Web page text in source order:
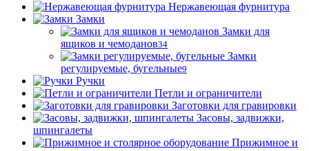
Нержавеющая фурнитура
Замки
Замки для
ящиков и чемоданов34
Замки
регулируемые, бугельные9
Ручки
Петли и ограничители
Заготовки для гравировки
Засовы, задвижки,
шпингалеты
Прижимное и